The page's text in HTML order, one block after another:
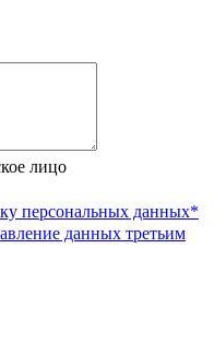
лицо
персональных данных*
данных третьим